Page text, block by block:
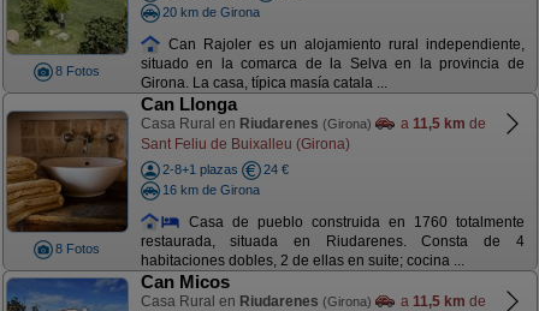
8 Fotos
20 km de Girona
Can Rajoler es un alojamiento rural independiente,
situado en la comarca de la Selva en la provincia de
Girona. La casa, típica masía catala ...
8 Fotos
Can Llonga
Casa Rural en Riudarenes (Girona) a 11,5 km de
Sant Feliu de Buixalleu (Girona)
2-8+1 plazas
24 €
16 km de Girona
Casa de pueblo construida en 1760 totalmente
restaurada, situada en Riudarenes. Consta de 4
habitaciones dobles, 2 de ellas en suite; cocina ...
Can Micos
Casa Rural en Riudarenes (Girona) a 11,5 km de